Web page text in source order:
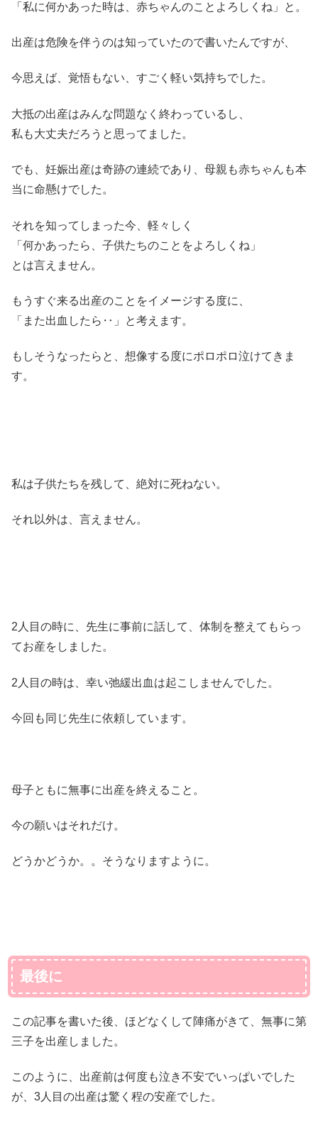
「私に何かあった時は、赤ちゃんのことよろしくね」と。
出産は危険を伴うのは知っていたので書いたんですが、
今思えば、覚悟もない、すごく軽い気持ちでした。
大抵の出産はみんな問題なく終わっているし、
私も大丈夫だろうと思ってました。
でも、妊娠出産は奇跡の連続であり、母親も赤ちゃんも本
当に命懸けでした。
それを知ってしまった今、軽々しく
「何かあったら、子供たちのことをよろしくね」
とは言えません。
もうすぐ来る出産のことをイメージする度に、
「また出血したら‥」と考えます。
もしそうなったらと、想像する度にポロポロ泣けてきま
す。
私は子供たちを残して、絶対に死ねない。
それ以外は、言えません。
2人目の時に、先生に事前に話して、体制を整えてもらっ
てお産をしました。
2人目の時は、幸い弛緩出血は起こしませんでした。
今回も同じ先生に依頼しています。
母子ともに無事に出産を終えること。
今の願いはそれだけ。
どうかどうか。。そうなりますように。
最後に
この記事を書いた後、ほどなくして陣痛がきて、無事に第
三子を出産しました。
このように、出産前は何度も泣き不安でいっぱいでした
が、3人目の出産は驚く程の安産でした。